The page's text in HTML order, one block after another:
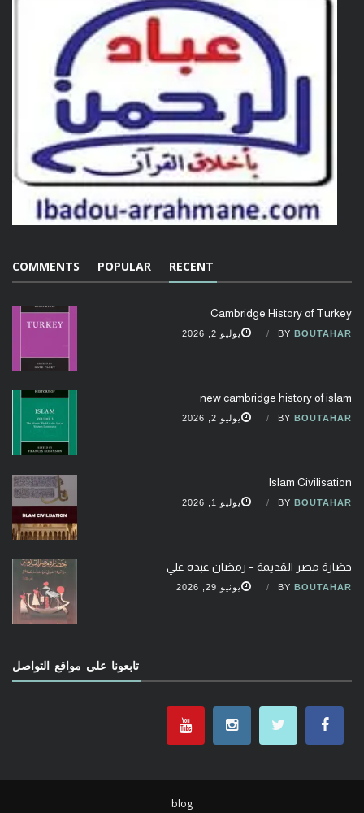
RECENT
POPULAR
COMMENTS
Cambridge History of Turkey
BY BOUTAHAR يوليو 2, 2026
new cambridge history of islam
BY BOUTAHAR يوليو 2, 2026
Islam Civilisation
BY BOUTAHAR يوليو 1, 2026
حضارة مصر القديمة – رمضان عبده علي
BY BOUTAHAR يونيو 29, 2026
تابعونا على مواقع التواصل
blog